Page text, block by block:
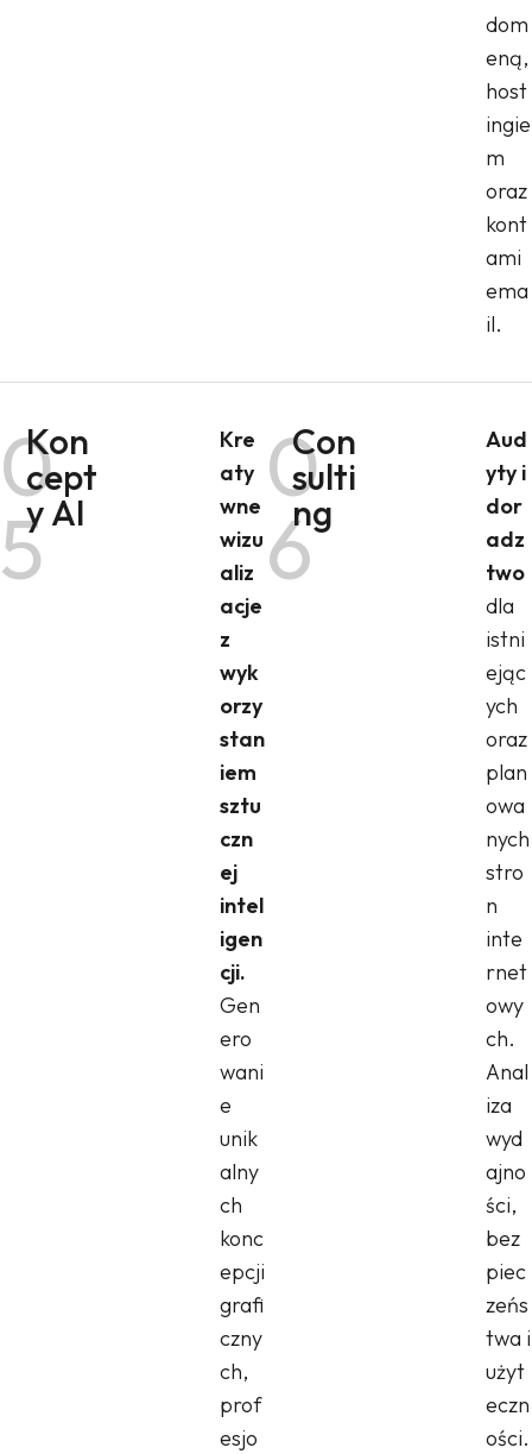
dom
eną,
host
ingie
m
oraz
kont
ami
ema
il.
0
5
Kon
cept
y AI
Kre
aty
wne
wizu
aliz
acje
z
wyk
orzy
stan
iem
sztu
czn
ej
intel
igen
cji.
Gen
ero
wani
e
unik
alny
ch
konc
epcji
grafi
czny
ch,
prof
esjo
0
6
Con
sulti
ng
Aud
yty i
dor
adz
two
dla
istni
ejąc
ych
oraz
plan
owa
nych
stro
n
inte
rnet
owy
ch.
Anal
iza
wyd
ajno
ści,
bez
piec
zeńs
twa i
użyt
eczn
ości.